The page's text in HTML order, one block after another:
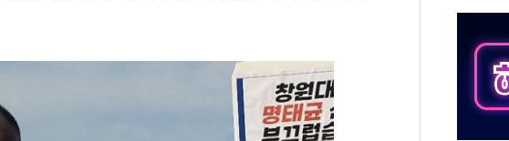
인천서 말다툼 중 어머니 흉기 살해 10대 아들 체포
'화합' 꺼낸 김민석에 '뻔뻔' 받아친 정청래…제주
李대통령, ISA 개편 재검토 지시…與 "적극 환영
동해중부 전 해상 풍랑주의보…10일까지 최대
연일 폭염에 온열질환 사망 23명…정부, 비상대응